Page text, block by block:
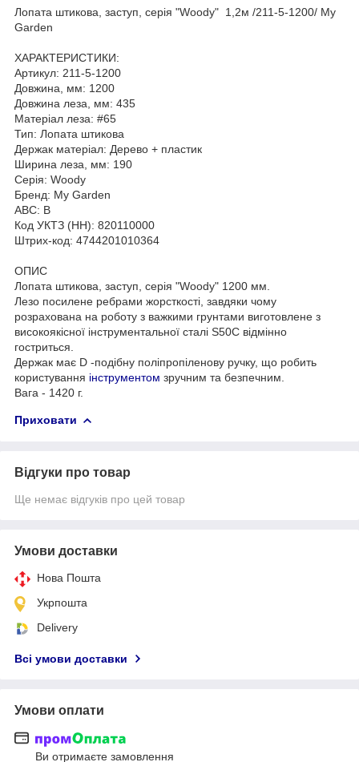
Лопата штикова, заступ, серія "Woody" 1,2м /211-5-1200/ My
Garden
ХАРАКТЕРИСТИКИ:
Артикул: 211-5-1200
Довжина, мм: 1200
Довжина леза, мм: 435
Матеріал леза: #65
Тип: Лопата штикова
Держак матеріал: Дерево + пластик
Ширина леза, мм: 190
Серія: Woody
Бренд: My Garden
ABC: B
Код УКТЗ (НН): 820110000
Штрих-код: 4744201010364
ОПИС
Лопата штикова, заступ, серія "Woody" 1200 мм.
Лезо посилене ребрами жорсткості, завдяки чому
розрахована на роботу з важкими грунтами виготовлене з
високоякісної інструментальної сталі S50C відмінно
гостриться.
Держак має D -подібну поліпропіленову ручку, що робить
користування інструментом зручним та безпечним.
Вага - 1420 г.
Приховати
Відгуки про товар
Ще немає відгуків про цей товар
Умови доставки
Нова Пошта
Укрпошта
Delivery
Всі умови доставки
Умови оплати
Ви отримаєте замовлення